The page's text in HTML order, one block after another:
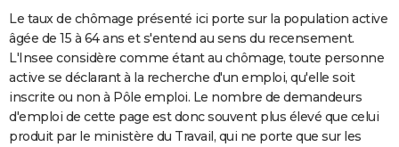
Le taux de chômage présenté ici porte sur la population active
âgée de 15 à 64 ans et s'entend au sens du recensement.
L'Insee considère comme étant au chômage, toute personne
active se déclarant à la recherche d'un emploi, qu'elle soit
inscrite ou non à Pôle emploi. Le nombre de demandeurs
d'emploi de cette page est donc souvent plus élevé que celui
produit par le ministère du Travail, qui ne porte que sur les